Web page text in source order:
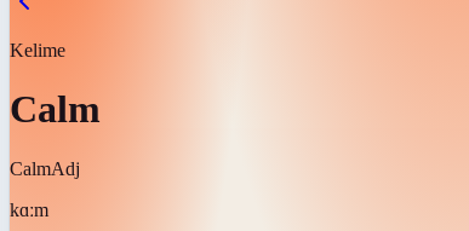
Kelime
Calm
CalmAdj
kɑːm